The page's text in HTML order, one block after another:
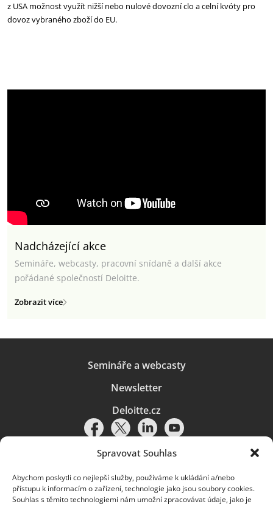
Spravovat Souhlas
Abychom poskytli co nejlepší služby, používáme k ukládání a/nebo
přístupu k informacím o zařízení, technologie jako jsou soubory cookies.
Souhlas s těmito technologiemi nám umožní zpracovávat údaje, jako je
z USA možnost využít nižší nebo nulové dovozní clo a celní kvóty pro
dovoz vybraného zboží do EU.
Nadcházející akce
Semináře, webcasty, pracovní snídaně a další akce
pořádané společností Deloitte.
Zobrazit více
Semináře a webcasty
Newsletter
Deloitte.cz
Pravidla používání|Ochrana osobních údajů|Soubory cookies |
Deloitte.cz